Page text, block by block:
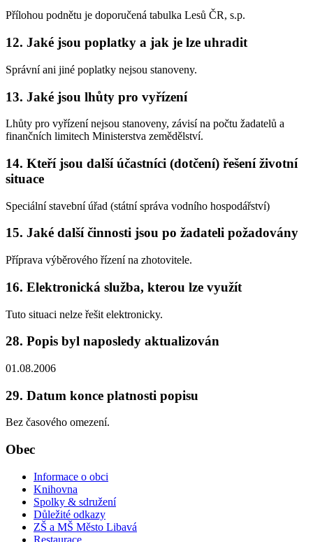
Přílohou podnětu je doporučená tabulka Lesů ČR, s.p.
12. Jaké jsou poplatky a jak je lze uhradit
Správní ani jiné poplatky nejsou stanoveny.
13. Jaké jsou lhůty pro vyřízení
Lhůty pro vyřízení nejsou stanoveny, závisí na počtu žadatelů a
finančních limitech Ministerstva zemědělství.
14. Kteří jsou další účastníci (dotčení) řešení životní
situace
Speciální stavební úřad (státní správa vodního hospodářství)
15. Jaké další činnosti jsou po žadateli požadovány
Příprava výběrového řízení na zhotovitele.
16. Elektronická služba, kterou lze využít
Tuto situaci nelze řešit elektronicky.
28. Popis byl naposledy aktualizován
01.08.2006
29. Datum konce platnosti popisu
Bez časového omezení.
Obec
Informace o obci
Knihovna
Spolky & sdružení
Důležité odkazy
ZŠ a MŠ Město Libavá
Restaurace